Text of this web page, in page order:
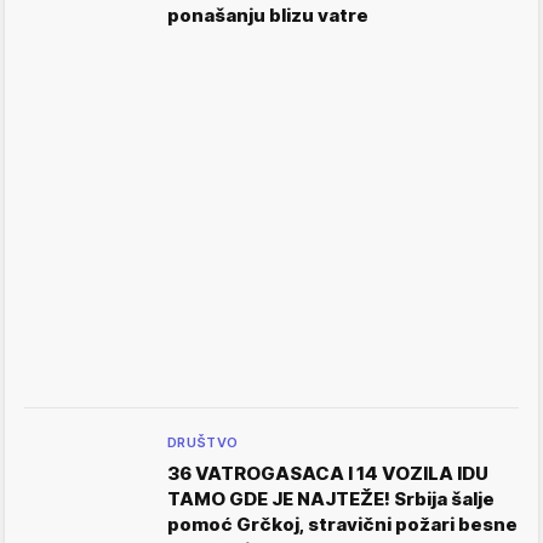
ponašanju blizu vatre
DRUŠTVO
36 VATROGASACA I 14 VOZILA IDU
TAMO GDE JE NAJTEŽE! Srbija šalje
pomoć Grčkoj, stravični požari besne